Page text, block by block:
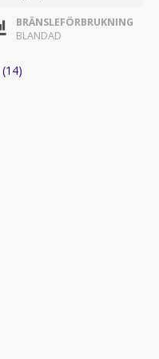
BRÄNSLEFÖRBRUKNING
BLANDAD
(14)